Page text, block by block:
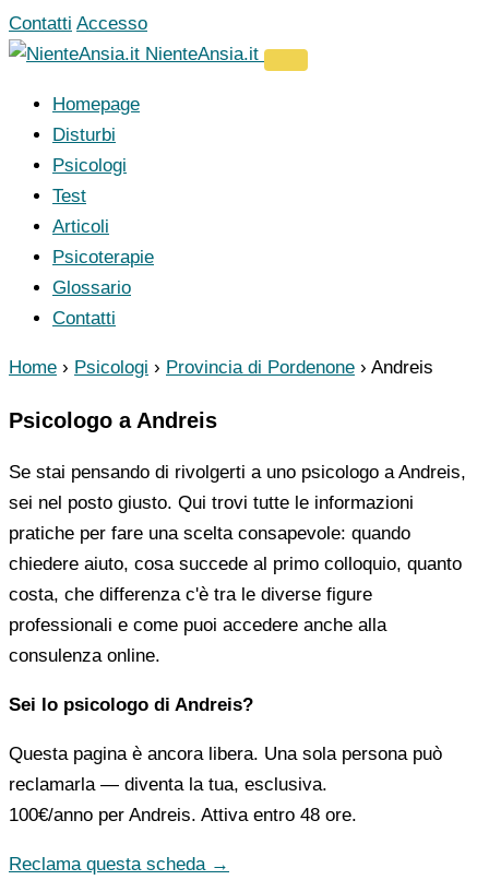
Vai
al
Contatti Accesso
NienteAnsia.it
Homepage
Disturbi
Psicologi
Test
Articoli
Psicoterapie
Glossario
Contatti
Home › Psicologi › Provincia di Pordenone › Andreis
Psicologo a Andreis
Se stai pensando di rivolgerti a uno psicologo a Andreis,
sei nel posto giusto. Qui trovi tutte le informazioni
pratiche per fare una scelta consapevole: quando
chiedere aiuto, cosa succede al primo colloquio, quanto
costa, che differenza c'è tra le diverse figure
professionali e come puoi accedere anche alla
consulenza online.
Sei lo psicologo di Andreis?
Questa pagina è ancora libera. Una sola persona può
reclamarla — diventa la tua, esclusiva.
100€/anno per Andreis. Attiva entro 48 ore.
Reclama questa scheda →